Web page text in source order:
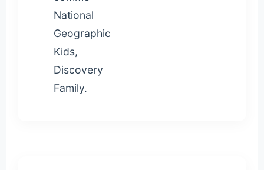
National
Geographic
Kids,
Discovery
Family.